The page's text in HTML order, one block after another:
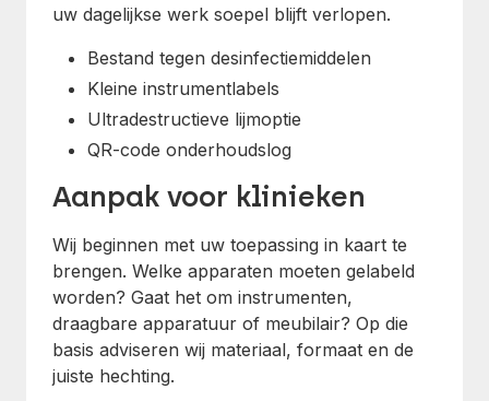
uw dagelijkse werk soepel blijft verlopen.
Bestand tegen desinfectiemiddelen
Kleine instrumentlabels
Ultradestructieve lijmoptie
QR-code onderhoudslog
Aanpak voor klinieken
Wij beginnen met uw toepassing in kaart te
brengen. Welke apparaten moeten gelabeld
worden? Gaat het om instrumenten,
draagbare apparatuur of meubilair? Op die
basis adviseren wij materiaal, formaat en de
juiste hechting.